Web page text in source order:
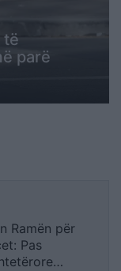
të
parë
Ramën për
Pas